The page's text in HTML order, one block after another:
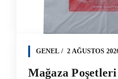
GENEL 2 AĞUSTOS
Mağaza